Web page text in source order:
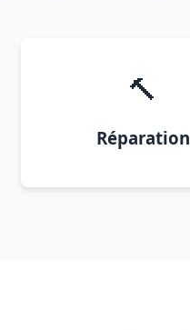
🔨
Réparation